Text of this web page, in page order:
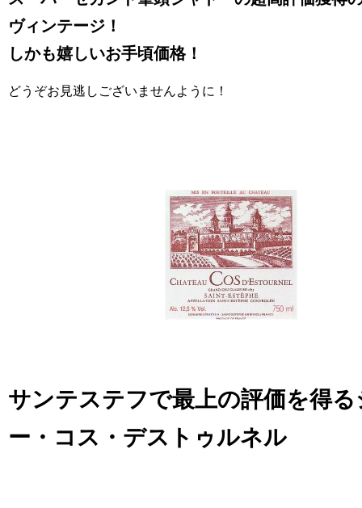
ヴィンテージ！
しかも嬉しいお手頃価格！
どうぞお見逃しございませんように！
サンテステフで最上の評価を得
ー・コス・デストゥルネル